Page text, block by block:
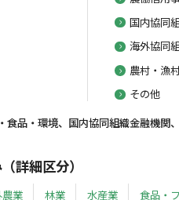
国内協同
海外協同
農村・漁
その他
食品・環境、国内協同組織金融機関
詳細区分）
業 林業 水産業 食品・